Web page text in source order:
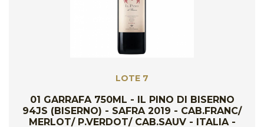
LOTE 7
01 GARRAFA 750ML - IL PINO DI BISERNO
94JS (BISERNO) - SAFRA 2019 - CAB.FRANC/
MERLOT/ P.VERDOT/ CAB.SAUV - ITALIA -